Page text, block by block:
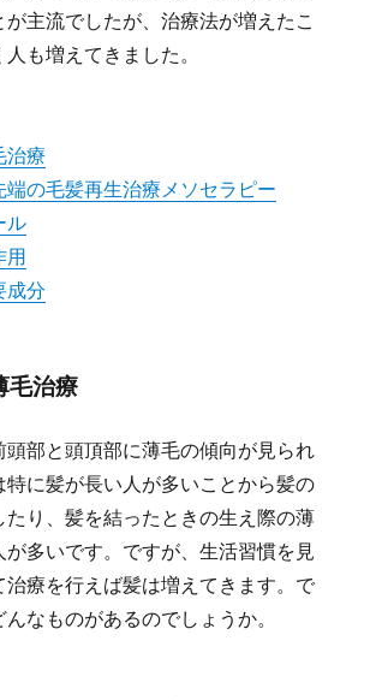
が主流でしたが、治療法が増えたこ
も増えてきました。
治療
の毛髪再生治療メソセラピー
ル
用
成分
毛治療
頭部と頭頂部に薄毛の傾向が見られ
特に髪が長い人が多いことから髪の
たり、髪を結ったときの生え際の薄
が多いです。ですが、生活習慣を見
治療を行えば髪は増えてきます。で
なものがあるのでしょうか。